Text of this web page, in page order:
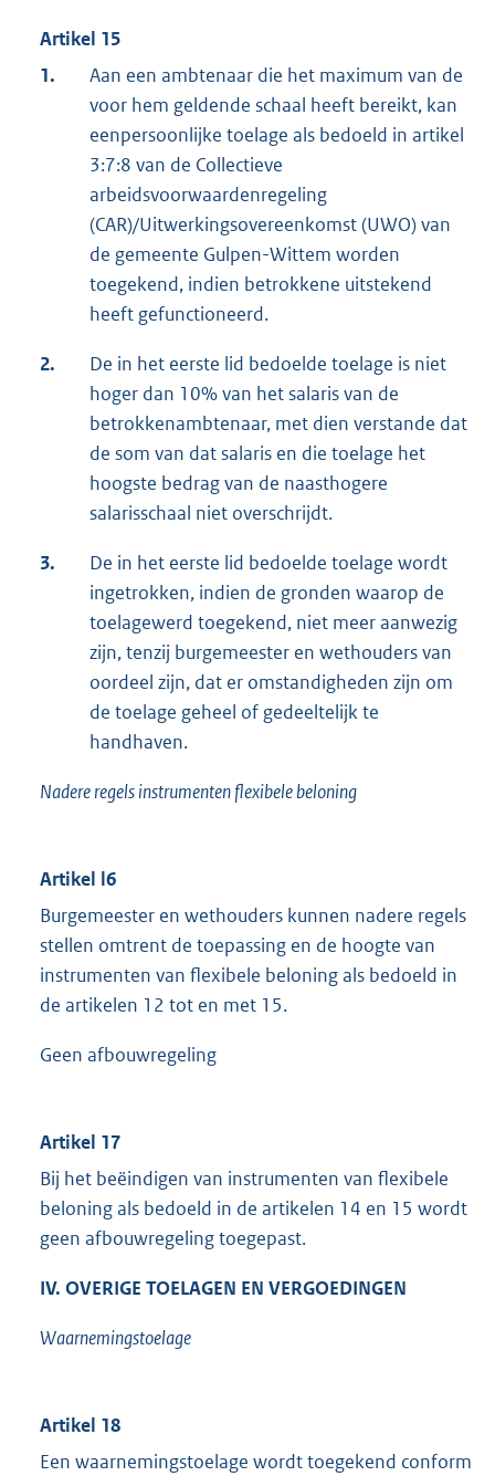
Artikel 15
1.
Aan een ambtenaar die het maximum van de
voor hem geldende schaal heeft bereikt, kan
eenpersoonlijke toelage als bedoeld in artikel
3:7:8 van de Collectieve
arbeidsvoorwaardenregeling
(CAR)/Uitwerkingsovereenkomst (UWO) van
de gemeente Gulpen-Wittem worden
toegekend, indien betrokkene uitstekend
heeft gefunctioneerd.
2.
De in het eerste lid bedoelde toelage is niet
hoger dan 10% van het salaris van de
betrokkenambtenaar, met dien verstande dat
de som van dat salaris en die toelage het
hoogste bedrag van de naasthogere
salarisschaal niet overschrijdt.
3.
De in het eerste lid bedoelde toelage wordt
ingetrokken, indien de gronden waarop de
toelagewerd toegekend, niet meer aanwezig
zijn, tenzij burgemeester en wethouders van
oordeel zijn, dat er omstandigheden zijn om
de toelage geheel of gedeeltelijk te
handhaven.
Nadere regels instrumenten flexibele beloning
Artikel l6
Burgemeester en wethouders kunnen nadere regels
stellen omtrent de toepassing en de hoogte van
instrumenten van flexibele beloning als bedoeld in
de artikelen 12 tot en met 15.
Geen afbouwregeling
Artikel 17
Bij het beëindigen van instrumenten van flexibele
beloning als bedoeld in de artikelen 14 en 15 wordt
geen afbouwregeling toegepast.
IV. OVERIGE TOELAGEN EN VERGOEDINGEN
Waarnemingstoelage
Artikel 18
Een waarnemingstoelage wordt toegekend conform